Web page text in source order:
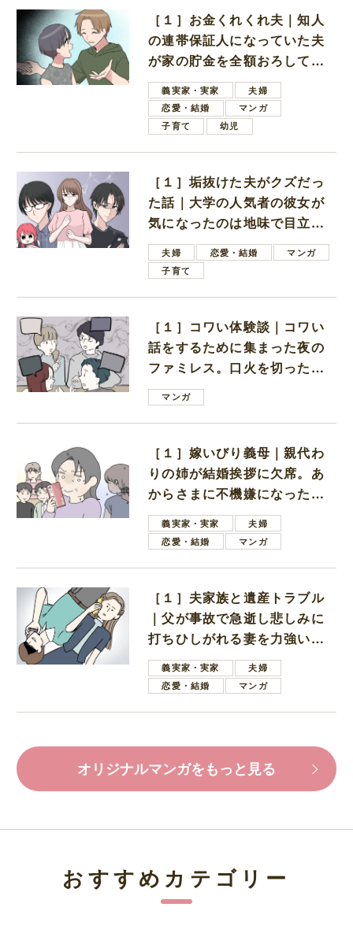
［１］お金くれくれ夫｜知人
の連帯保証人になっていた夫
が家の貯金を全額おろしてほ
しいと言ってきた
義実家・実家
夫婦
恋愛・結婚
マンガ
子育て
幼児
［１］垢抜けた夫がクズだっ
た話｜大学の人気者の彼女が
気になったのは地味で目立た
ない男子学生
夫婦 恋愛・結婚
マンガ
子育て
［１］コワい体験談｜コワい
話をするために集まった夜の
ファミレス。口火を切ったの
は電車好きの男の子ママ
マンガ
［１］嫁いびり義母｜親代わ
りの姉が結婚挨拶に欠席。あ
からさまに不機嫌になった義
母義実家・実家
夫婦
恋愛・結婚
マンガ
［１］夫家族と遺産トラブル
｜父が事故で急逝し悲しみに
打ちひしがれる妻を力強い言
葉で励ます夫
義実家・実家
夫婦
恋愛・結婚
マンガ
オリジナルマンガをもっと見る
おすすめカテゴリー